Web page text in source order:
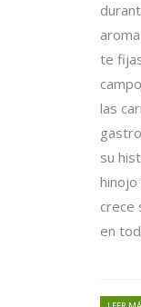
te
las
su
hinojo
crece
en